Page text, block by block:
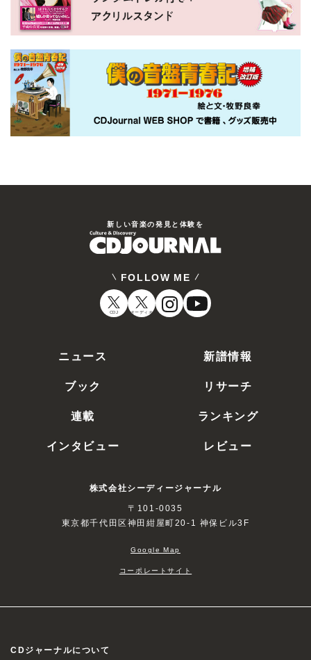
新しい⾳楽の発⾒と体験を
FOLLOW ME
CDJ オーディオ
ニュース
新譜情報
ブック
リサーチ
連載
ランキング
インタビュー
レビュー
株式会社シーディージャーナル
〒101-0035
東京都千代田区神田紺屋町20-1 神保ビル3F
Google Map
コーポレートサイト
CDジャーナルについて